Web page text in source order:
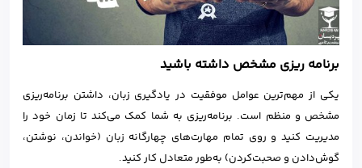
برنامه ریزی مشخص داشته باشید
یکی از مهم‌ترین عوامل موفقیت در یادگیری زبان، داشتن برنامه‌ریزی
مشخص و منظم است. برنامه‌ریزی به شما کمک می‌کند تا زمان خود را
مدیریت کنید و روی تمام مهارت‌های چهارگانه زبان (خواندن، نوشتن،
گوش‌دادن و صحبت‌کردن) به‌طور متعادل کار کنید.